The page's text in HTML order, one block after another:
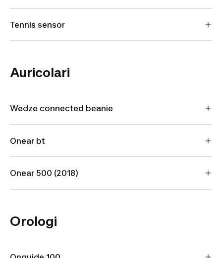
Tennis sensor
Auricolari
Wedze connected beanie
Onear bt
Onear 500 (2018)
Orologi